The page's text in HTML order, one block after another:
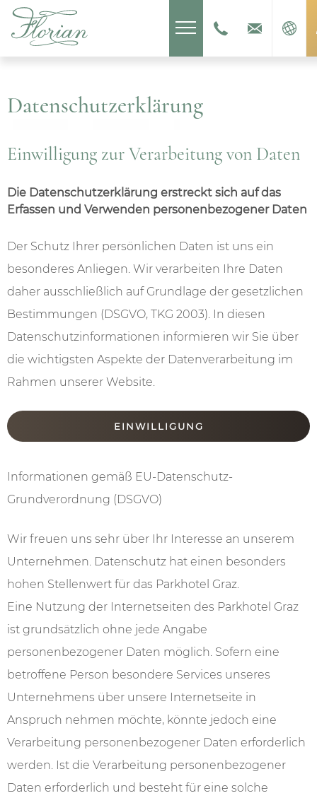
---
---
---
---
Datenschutzerklärung
Einwilligung zur Verarbeitung von Daten
Die Datenschutzerklärung erstreckt sich auf das
Erfassen und Verwenden personenbezogener Daten
Der Schutz Ihrer persönlichen Daten ist uns ein
besonderes Anliegen. Wir verarbeiten Ihre Daten
daher ausschließlich auf Grundlage der gesetzlichen
Bestimmungen (DSGVO, TKG 2003). In diesen
Datenschutzinformationen informieren wir Sie über
die wichtigsten Aspekte der Datenverarbeitung im
Rahmen unserer Website.
EINWILLIGUNG
Informationen gemäß EU-Datenschutz-
Grundverordnung (DSGVO)
Wir freuen uns sehr über Ihr Interesse an unserem
Unternehmen. Datenschutz hat einen besonders
hohen Stellenwert für das Parkhotel Graz.
Eine Nutzung der Internetseiten des Parkhotel Graz
ist grundsätzlich ohne jede Angabe
personenbezogener Daten möglich. Sofern eine
betroffene Person besondere Services unseres
Unternehmens über unsere Internetseite in
Anspruch nehmen möchte, könnte jedoch eine
Verarbeitung personenbezogener Daten erforderlich
werden. Ist die Verarbeitung personenbezogener
Daten erforderlich und besteht für eine solche